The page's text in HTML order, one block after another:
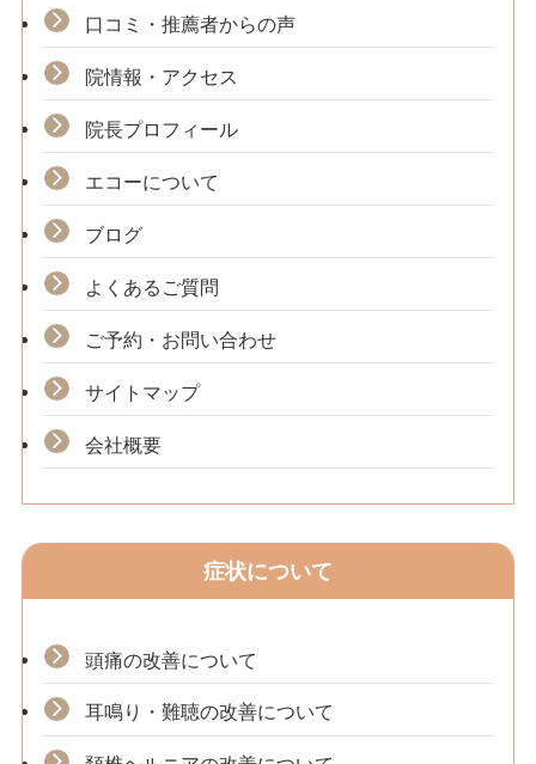
口コミ・推薦者からの声
院情報・アクセス
院長プロフィール
エコーについて
ブログ
よくあるご質問
ご予約・お問い合わせ
サイトマップ
会社概要
症状について
頭痛の改善について
耳鳴り・難聴の改善について